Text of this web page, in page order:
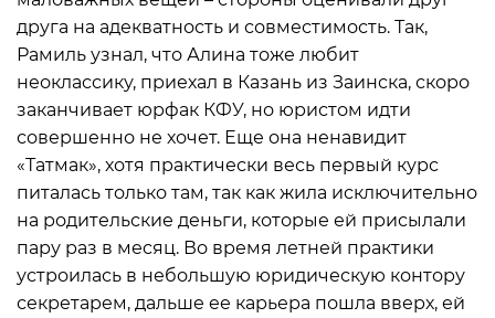
друга на адекватность и совместимость. Так,
Рамиль узнал, что Алина тоже любит
неоклассику, приехал в Казань из Заинска, скоро
заканчивает юрфак КФУ, но юристом идти
совершенно не хочет. Еще она ненавидит
«Татмак», хотя практически весь первый курс
питалась только там, так как жила исключительно
на родительские деньги, которые ей присылали
пару раз в месяц. Во время летней практики
устроилась в небольшую юридическую контору
секретарем, дальше ее карьера пошла вверх, ей